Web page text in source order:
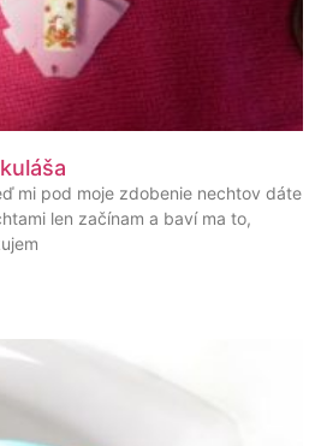
mi pod moje zdobenie nechtov dáte
len začínam a baví ma to,